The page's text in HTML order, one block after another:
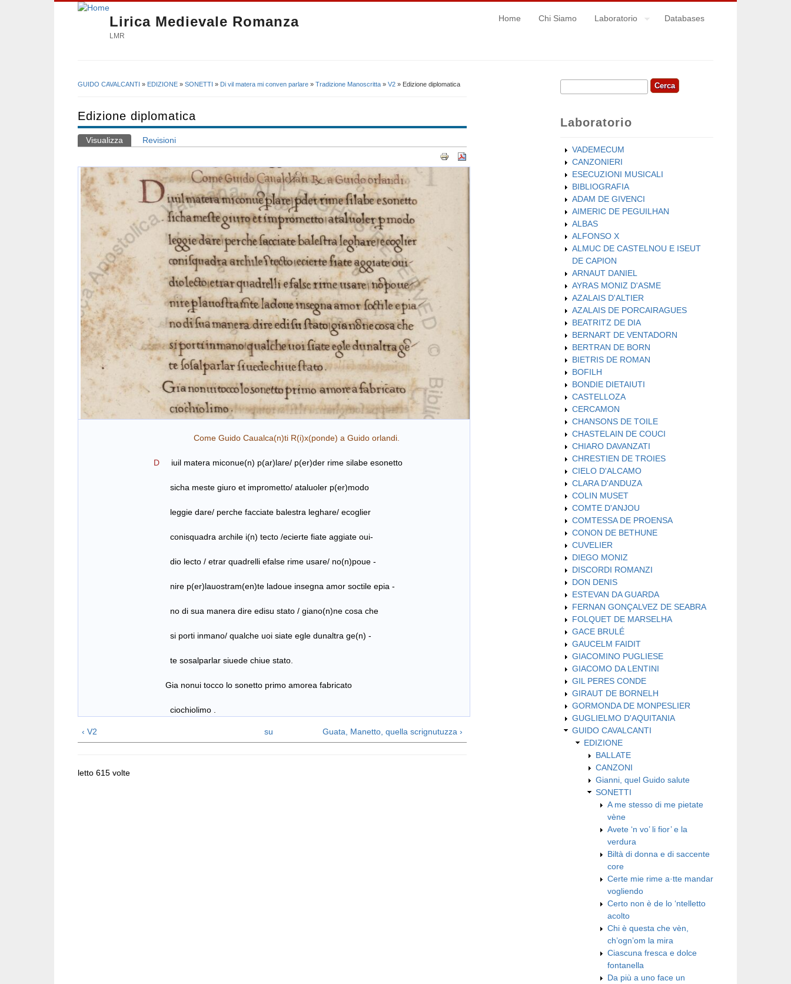
Lirica Medievale Romanza
LMR
Home Chi Siamo Laboratorio Databases
GUIDO CAVALCANTI » EDIZIONE » SONETTI » Di vil matera mi conven parlare » Tradizione Manoscritta » V2 » Edizione diplomatica
Edizione diplomatica
Schede primarie
Visualizza (scheda attiva)
Revisioni
Come Guido Caualca(n)ti R(i)x(ponde) a Guido orlandi.
D iuil matera miconue(n) p(ar)lare/ p(er)der rime silabe esonetto
sicha meste giuro et imprometto/ ataluoler p(er)modo
leggie dare/ perche facciate balestra leghare/ ecoglier
conisquadra archile i(n) tecto /ecierte fiate aggiate oui-
dio lecto / etrar quadrelli efalse rime usare/ no(n)poue -
nire p(er)lauostram(en)te ladoue insegna amor soctile epia -
no di sua manera dire edisu stato / giano(n)ne cosa che
si porti inmano/ qualche uoi siate egle dunaltra ge(n) -
te sosalparlar siuede chiue stato.
Gia nonui tocco lo sonetto primo amorea fabricato
ciochiolimo .
‹ V2 su Guata, Manetto, quella scrignutuzza ›
letto 615 volte
Form di ricerca
Cerca
Laboratorio
VADEMECUM
CANZONIERI
ESECUZIONI MUSICALI
BIBLIOGRAFIA
ADAM DE GIVENCI
AIMERIC DE PEGUILHAN
ALBAS
ALFONSO X
ALMUC DE CASTELNOU E ISEUT
DE CAPION
ARNAUT DANIEL
AYRAS MONIZ D'ASME
AZALAIS D'ALTIER
AZALAIS DE PORCAIRAGUES
BEATRITZ DE DIA
BERNART DE VENTADORN
BERTRAN DE BORN
BIETRIS DE ROMAN
BOFILH
BONDIE DIETAIUTI
CASTELLOZA
CERCAMON
CHANSONS DE TOILE
CHASTELAIN DE COUCI
CHIARO DAVANZATI
CHRESTIEN DE TROIES
CIELO D'ALCAMO
CLARA D'ANDUZA
COLIN MUSET
COMTE D'ANJOU
COMTESSA DE PROENSA
CONON DE BETHUNE
CUVELIER
DIEGO MONIZ
DISCORDI ROMANZI
DON DENIS
ESTEVAN DA GUARDA
FERNAN GONÇALVEZ DE SEABRA
FOLQUET DE MARSELHA
GACE BRULÉ
GAUCELM FAIDIT
GIACOMINO PUGLIESE
GIACOMO DA LENTINI
GIL PERES CONDE
GIRAUT DE BORNELH
GORMONDA DE MONPESLIER
GUGLIELMO D'AQUITANIA
GUIDO CAVALCANTI
EDIZIONE
BALLATE
CANZONI
Gianni, quel Guido salute
SONETTI
A me stesso di me pietate
vène
Avete ‘n vo’ li fior’ e la
verdura
Biltà di donna e di saccente
core
Certe mie rime a·tte mandar
vogliendo
Certo non è de lo ‘ntelletto
acolto
Chi è questa che vèn,
ch’ogn’om la mira
Ciascuna fresca e dolce
fontanella
Da più a uno face un